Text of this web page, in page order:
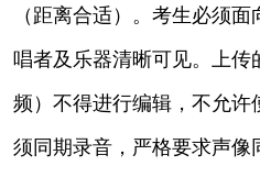
（距离合适）。考生必须
唱者及乐器清晰可见。上传
频）不得进行编辑，不允许
须同期录音，严格要求声像